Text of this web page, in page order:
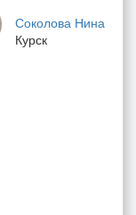
Соколова Нина
Курск